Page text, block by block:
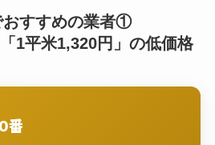
おすすめの業者①
1平米1,320円」の低価格
番